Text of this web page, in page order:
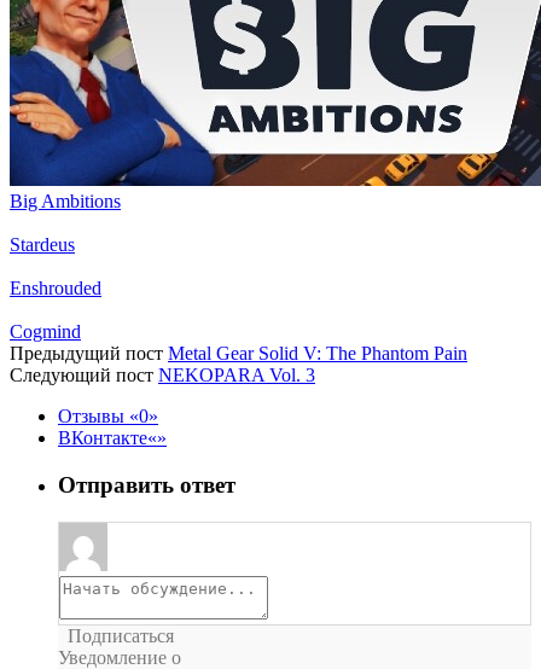
Big Ambitions
Stardeus
Enshrouded
Cogmind
Предыдущий пост Metal Gear Solid V: The Phantom Pain
Следующий пост NEKOPARA Vol. 3
Отзывы
0
ВКонтакте
Отправить ответ
Подписаться
Уведомление о